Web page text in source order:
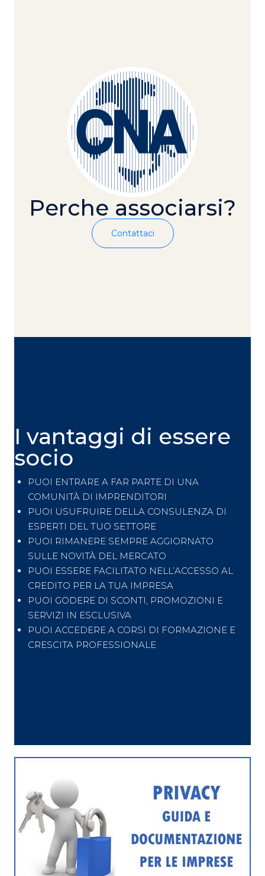
Perche associarsi?
Contattaci
I vantaggi di essere
socio
PUOI ENTRARE A FAR PARTE DI UNA
COMUNITÀ DI IMPRENDITORI
PUOI USUFRUIRE DELLA CONSULENZA DI
ESPERTI DEL TUO SETTORE
PUOI RIMANERE SEMPRE AGGIORNATO
SULLE NOVITÀ DEL MERCATO
PUOI ESSERE FACILITATO NELL’ACCESSO AL
CREDITO PER LA TUA IMPRESA
PUOI GODERE DI SCONTI, PROMOZIONI E
SERVIZI IN ESCLUSIVA
PUOI ACCEDERE A CORSI DI FORMAZIONE E
CRESCITA PROFESSIONALE